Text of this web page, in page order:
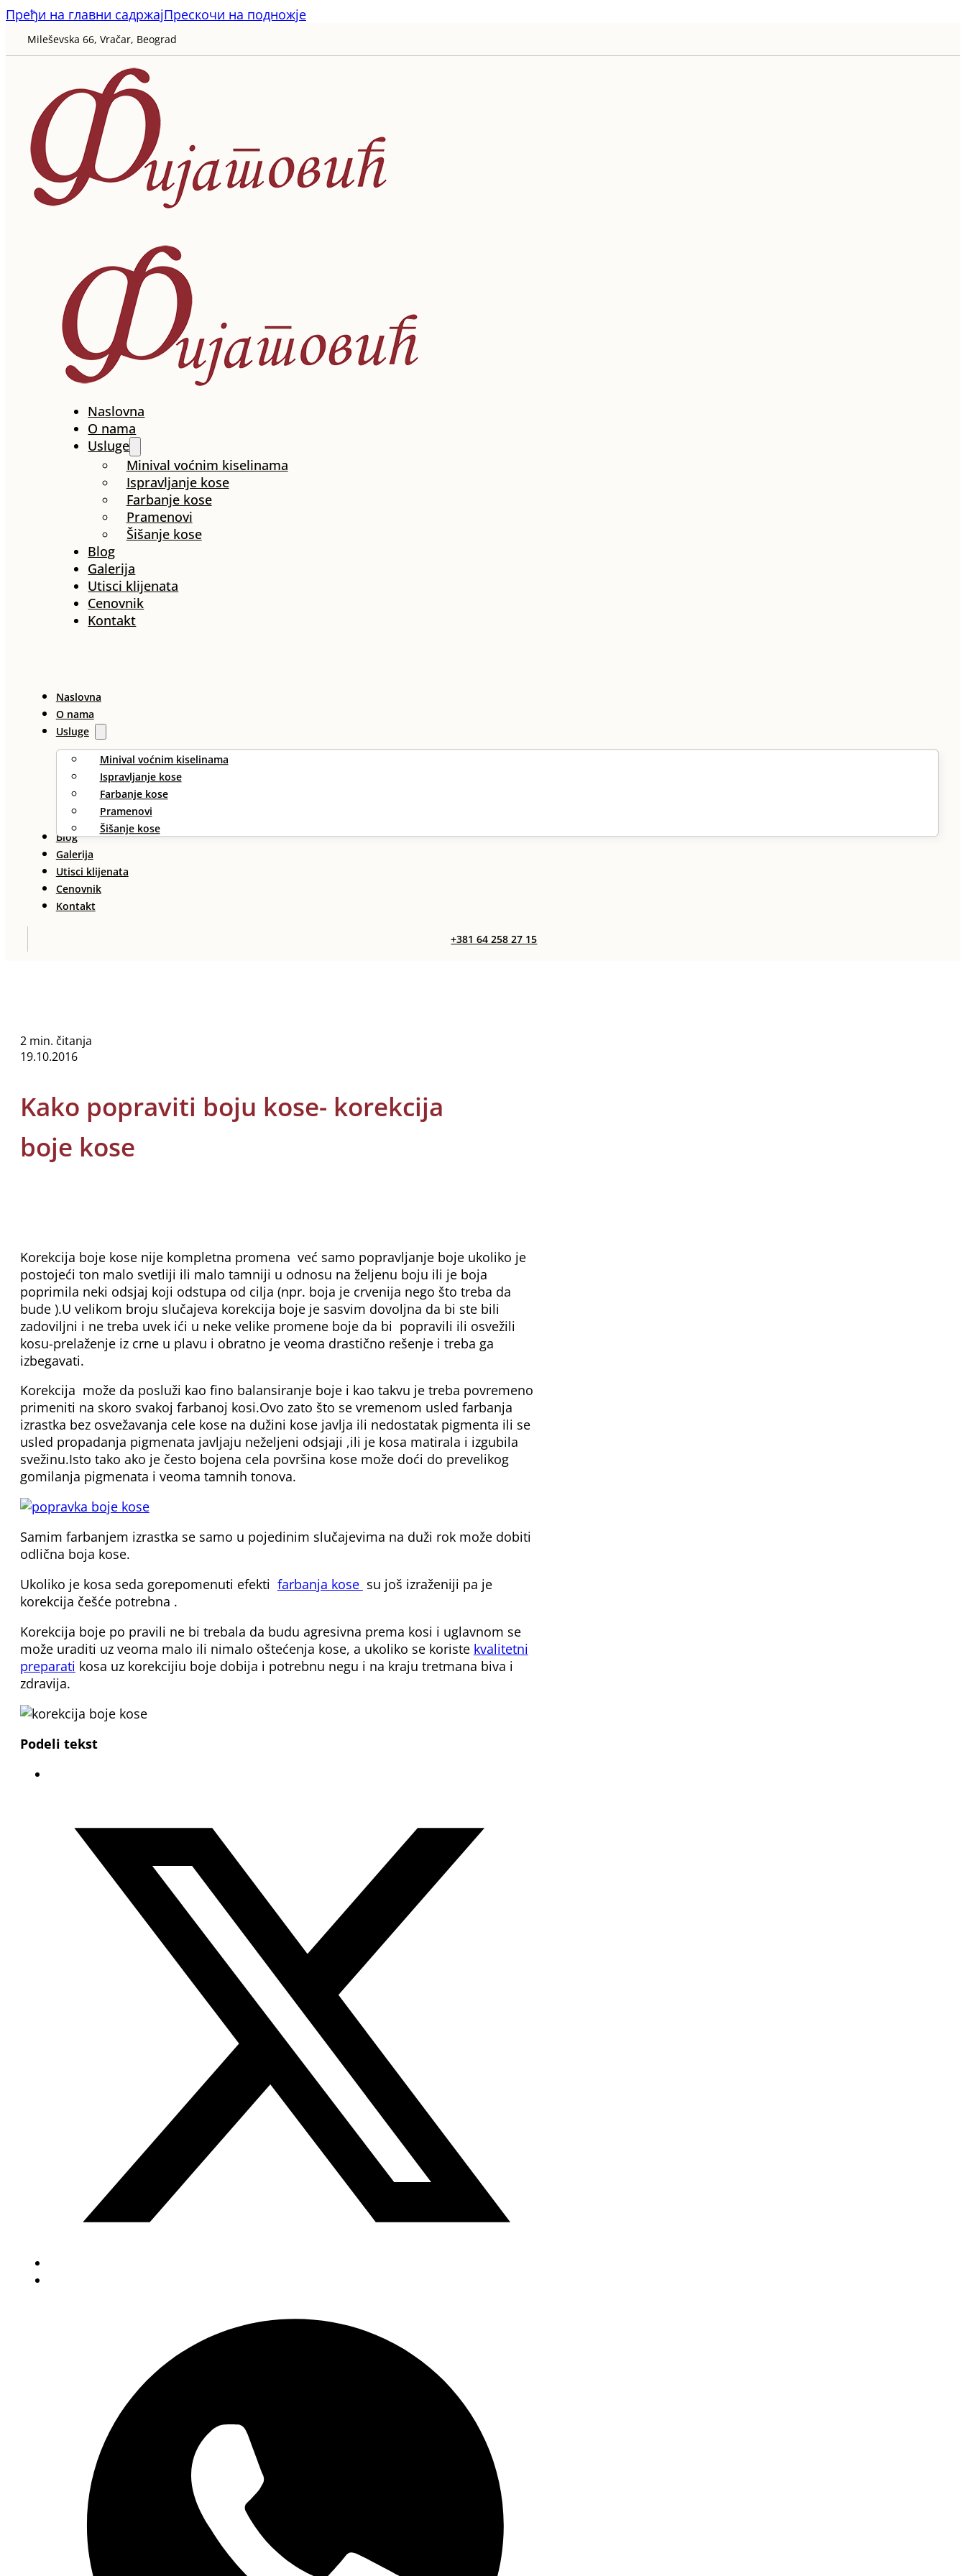
Пређи на главни садржајПрескочи на подножје
Mileševska 66, Vračar, Beograd
Naslovna
O nama
Usluge
Minival voćnim kiselinama
Ispravljanje kose
Farbanje kose
Pramenovi
Šišanje kose
Blog
Galerija
Utisci klijenata
Cenovnik
Kontakt
Naslovna
O nama
Usluge
Minival voćnim kiselinama
Ispravljanje kose
Farbanje kose
Pramenovi
Šišanje kose
Blog
Galerija
Utisci klijenata
Cenovnik
Kontakt
+381 64 258 27 15
2 min. čitanja
19.10.2016
Kako popraviti boju kose- korekcija
boje kose
Korekcija boje kose nije kompletna promena već samo popravljanje boje ukoliko je
postojeći ton malo svetliji ili malo tamniji u odnosu na željenu boju ili je boja
poprimila neki odsjaj koji odstupa od cilja (npr. boja je crvenija nego što treba da
bude ).U velikom broju slučajeva korekcija boje je sasvim dovoljna da bi ste bili
zadoviljni i ne treba uvek ići u neke velike promene boje da bi popravili ili osvežili
kosu-prelaženje iz crne u plavu i obratno je veoma drastično rešenje i treba ga
izbegavati.
Korekcija može da posluži kao fino balansiranje boje i kao takvu je treba povremeno
primeniti na skoro svakoj farbanoj kosi.Ovo zato što se vremenom usled farbanja
izrastka bez osvežavanja cele kose na dužini kose javlja ili nedostatak pigmenta ili se
usled propadanja pigmenata javljaju neželjeni odsjaji ,ili je kosa matirala i izgubila
svežinu.Isto tako ako je često bojena cela površina kose može doći do prevelikog
gomilanja pigmenata i veoma tamnih tonova.
Samim farbanjem izrastka se samo u pojedinim slučajevima na duži rok može dobiti
odlična boja kose.
Ukoliko je kosa seda gorepomenuti efekti farbanja kose su još izraženiji pa je
korekcija češće potrebna .
Korekcija boje po pravili ne bi trebala da budu agresivna prema kosi i uglavnom se
može uraditi uz veoma malo ili nimalo oštećenja kose, a ukoliko se koriste kvalitetni
preparati kosa uz korekcijiu boje dobija i potrebnu negu i na kraju tretmana biva i
zdravija.
Podeli tekst